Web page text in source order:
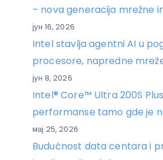
– nova generacija mrežne
јун 16, 2026
Intel stavlja agentni AI u
procesore, napredne
јун 8, 2026
Intel® Core™ Ultra 200S
performanse tamo gde je
мај 25, 2026
Budućnost data centara i